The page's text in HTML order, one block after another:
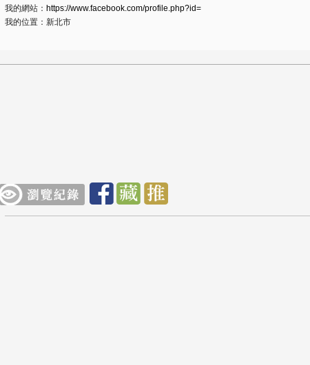
我的網站： https://www.facebook.com/profile.php?id=
我的位置：新北市